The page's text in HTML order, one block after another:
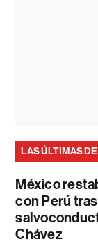
LAS ÚLTIMAS
México
con Perú
Chávez